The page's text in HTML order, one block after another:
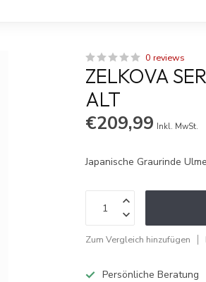
0 reviews
ZELKOVA
ALT
€209,99 Inkl. MwSt.
Japanische Graurinde
Zum Vergleich hinzufügen
Persönliche Beratung